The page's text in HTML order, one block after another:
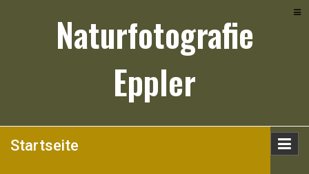
Naturfotografie
Eppler
Startseite